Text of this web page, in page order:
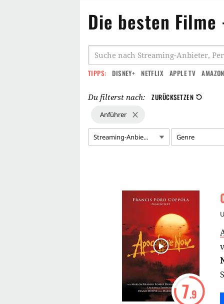
Die besten
TIPPS: DISNEY+ NETFLIX APPLE TV
Du filterst nach: ZURÜCKSETZEN
Anführer
Streaming-Anbie... Genre
7.9